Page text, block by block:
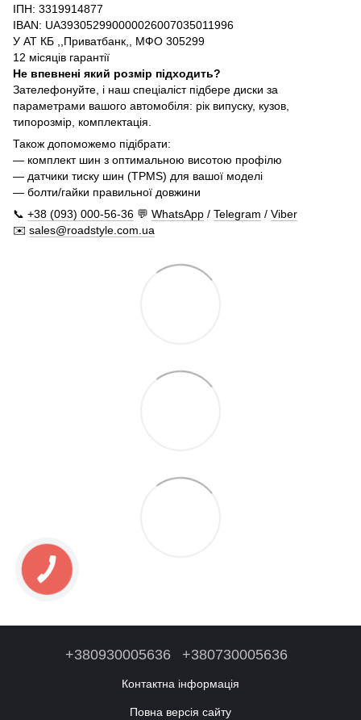
ІПН: 3319914877
IBAN: UA393052990000026007035011996
У АТ КБ ,,Приватбанк,, МФО 305299
12 місяців гарантії
Не впевнені який розмір підходить?
Зателефонуйте, і наш спеціаліст підбере диски за
параметрами вашого автомобіля: рік випуску, кузов,
типорозмір, комплектація.
Також допоможемо підібрати:
— комплект шин з оптимальною висотою профілю
— датчики тиску шин (TPMS) для вашої моделі
— болти/гайки правильної довжини
📞 +38 (093) 000-56-36 💬 WhatsApp / Telegram / Viber
✉️ sales@roadstyle.com.ua
+380930005636 +380730005636
Контактна інформація
Повна версія сайту